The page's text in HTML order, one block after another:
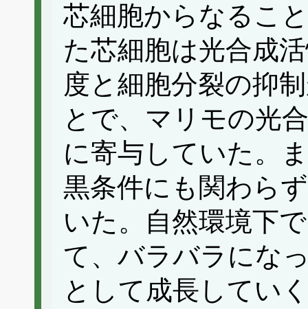
芯細胞からなるこ
た芯細胞は光合成
度と細胞分裂の抑
とで、マリモの光
に寄与していた。
黒条件にも関わら
いた。自然環境下
て、バラバラにな
として成長してい